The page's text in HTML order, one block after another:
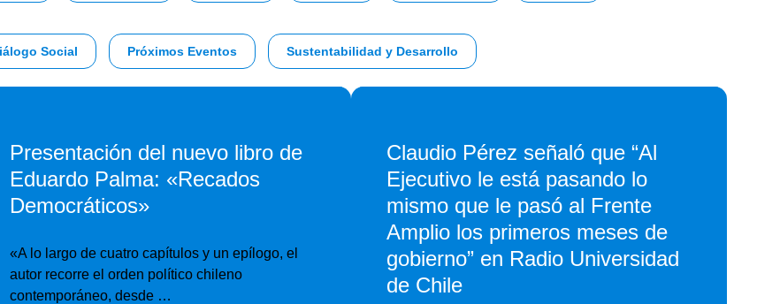
Social Próximos Eventos Sustentabilidad y Desarrollo
Presentación del nuevo libro de
Eduardo Palma: «Recados
Democráticos»
«A lo largo de cuatro capítulos y un epílogo, el
autor recorre el orden político chileno
contemporáneo, desde …
Claudio Pérez señaló que “Al
Ejecutivo le está pasando lo
mismo que le pasó al Frente
Amplio los primeros meses de
gobierno” en Radio Universidad
de Chile